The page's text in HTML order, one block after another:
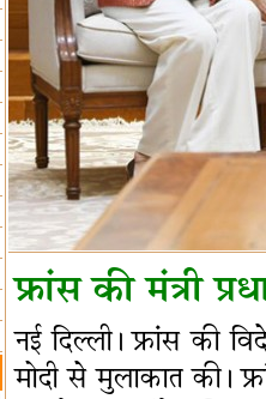
फ्रांस की मंत्री
नई दिल्ली। फ्रांस की
मोदी से मुलाकात की।